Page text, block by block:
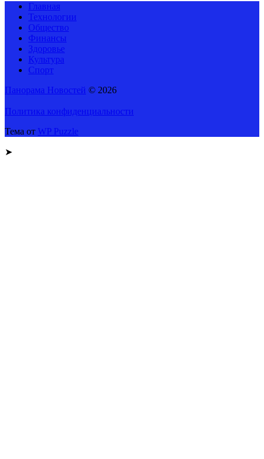
Главная
Технологии
Общество
Финансы
Здоровье
Культура
Спорт
Панорама Новостей © 2026
Политика конфиденциальности
Тема от WP Puzzle
➤